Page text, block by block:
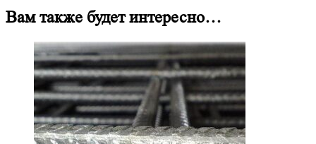
Вам также будет интересно…